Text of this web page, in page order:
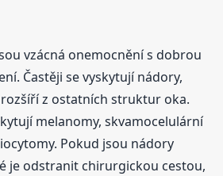
vzácná onemocnění s dobrou
Častěji se vyskytují nádory,
z ostatních struktur oka.
melanomy, skvamocelulární
Pokud jsou nádory
je odstranit chirurgickou cestou,